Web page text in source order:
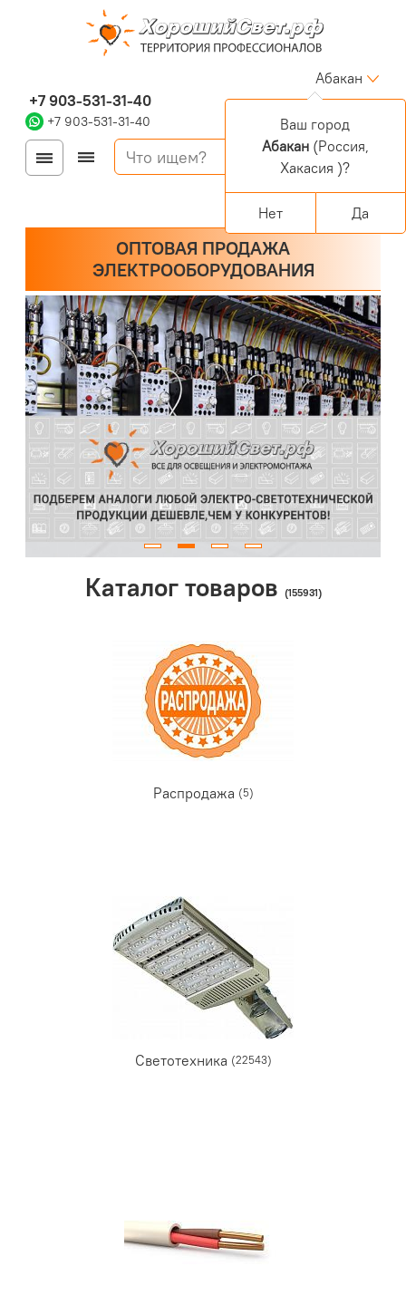
+7 903-531-31-40
+7 903-531-31-40
Абакан
Войти
Регистрация
Корзина
0 позиций
ОПТОВАЯ ПРОДАЖА
ЭЛЕКТРООБОРУДОВАНИЯ
Потолок со светильниками armstrong jpg
Каталог товаров (155931)
Распродажа (5)
Светотехника (22543)
Ваш город
Абакан(Россия,
Хакасия )?
Нет Да